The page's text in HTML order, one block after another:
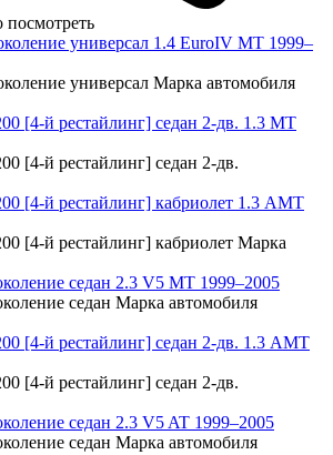
посмотреть
универсал 1.4 EuroIV MT 1999–
универсал Марка автомобиля
[4-й рестайлинг] седан 2-дв. 1.3 MT
[4-й рестайлинг] седан 2-дв.
[4-й рестайлинг] кабриолет 1.3 AMT
[4-й рестайлинг] кабриолет Марка
седан 2.3 V5 MT 1999–2005
седан Марка автомобиля
[4-й рестайлинг] седан 2-дв. 1.3 AMT
[4-й рестайлинг] седан 2-дв.
седан 2.3 V5 AT 1999–2005
седан Марка автомобиля